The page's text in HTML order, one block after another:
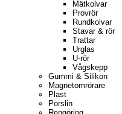
Mätkolvar
Provrör
Rundkolvar
Stavar & rör
Trattar
Urglas
U-rör
Vågskepp
Gummi & Silikon
Magnetomrörare
Plast
Porslin